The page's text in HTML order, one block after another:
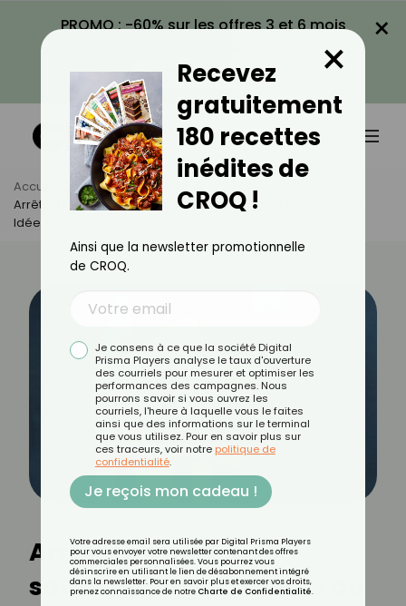
PROMO : -60% sur les offres 3 et 6 mois
VOIR LA PROMO
×
Accueil Actus
Bien-Être
Arrêter De Porter Des Soutien-Gorges : Bonne Ou Mauvaise
Idée ?
Arrêter de porter des
soutien-gorges : bonne ou
Recevez
gratuitement
180 recettes
inédites de
CROQ !
×
Ainsi que la newsletter promotionnelle
de CROQ.
Je consens à ce que la société Digital
Prisma Players analyse le taux d'ouverture
des courriels pour mesurer et optimiser les
performances des campagnes. Nous
pourrons savoir si vous ouvrez les
courriels, l'heure à laquelle vous le faites
ainsi que des informations sur le terminal
que vous utilisez. Pour en savoir plus sur
ces traceurs, voir notre politique de
confidentialité.
Je reçois mon cadeau !
Votre adresse email sera utilisée par Digital Prisma Players
pour vous envoyer votre newsletter contenant des offres
commerciales personnalisées. Vous pourrez vous
désinscrire en utilisant le lien de désabonnement intégré
dans la newsletter. Pour en savoir plus et exercer vos droits,
prenez connaissance de notre Charte de Confidentialité.